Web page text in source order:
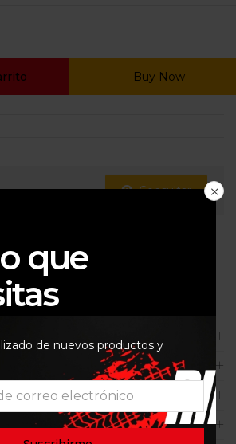
Buy Now
Consultar
de aire
, TVS
que
de nuevos productos y